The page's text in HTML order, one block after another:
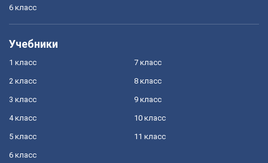
6 класс
Учебники
1 класс
2 класс
3 класс
4 класс
5 класс
6 класс
7 класс
8 класс
9 класс
10 класс
11 класс